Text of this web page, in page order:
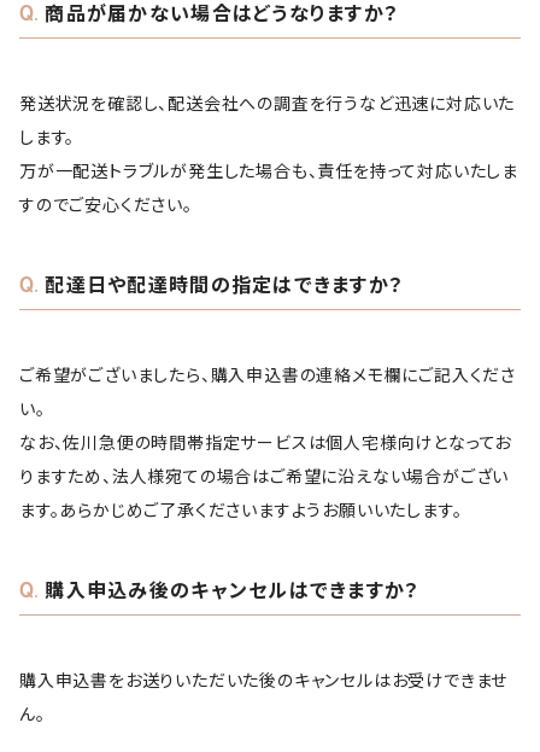
商品が届かない場合はどうなりますか？
発送状況を確認し、配送会社への調査を行うなど迅速に対応いた
します。
万が一配送トラブルが発生した場合も、責任を持って対応いたしま
すのでご安心ください。
配達日や配達時間の指定はできますか？
ご希望がございましたら、購入申込書の連絡メモ欄にご記入くださ
い。
なお、佐川急便の時間帯指定サービスは個人宅様向けとなってお
りますため、法人様宛ての場合はご希望に沿えない場合がござい
ます。あらかじめご了承くださいますようお願いいたします。
購入申込み後のキャンセルはできますか？
購入申込書をお送りいただいた後のキャンセルはお受けできませ
ん。